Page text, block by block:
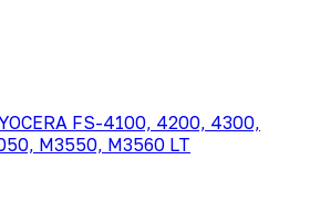
FS-4100, 4200, 4300,
M3550, M3560 LT